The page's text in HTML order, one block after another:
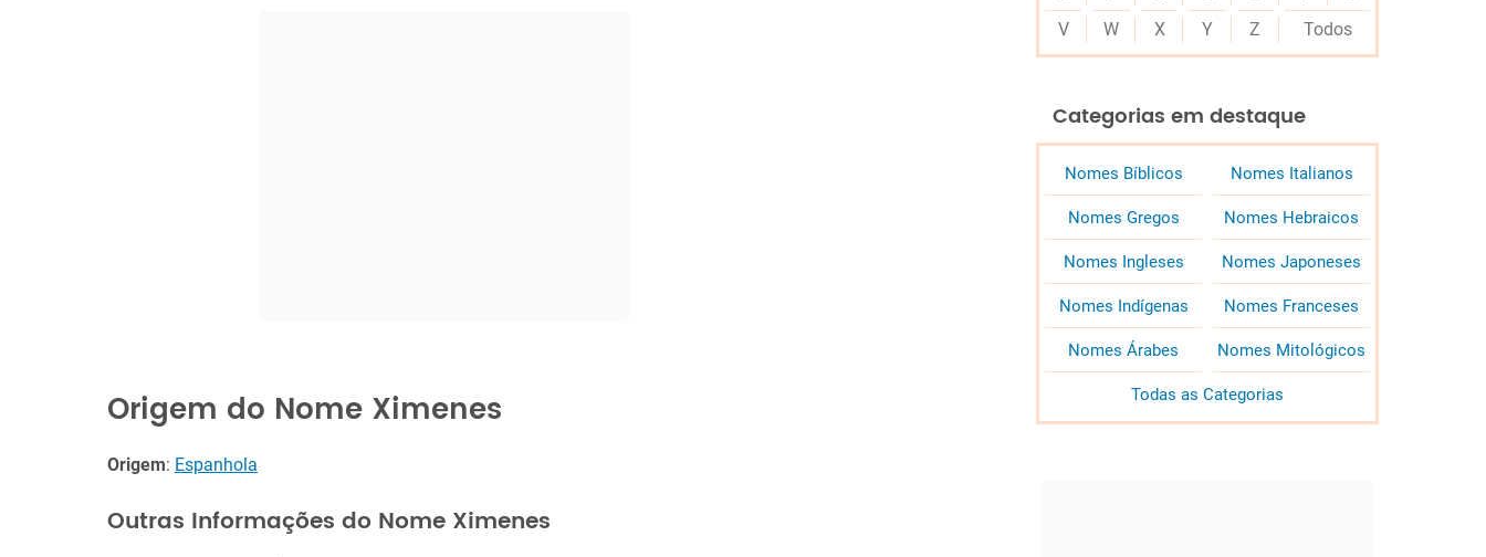
Origem do Nome Ximenes
Origem: Espanhola
Outras Informações do Nome Ximenes
V
W X Y Z Todos
Categorias em destaque
Nomes Bíblicos Nomes Italianos
Nomes Gregos Nomes Hebraicos
Nomes Ingleses Nomes Japoneses
Nomes Indígenas Nomes Franceses
Nomes Árabes Nomes Mitológicos
Todas as Categorias